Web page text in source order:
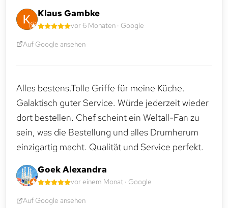
Klaus Gambke
vor 6 Monaten · Google
Auf Google ansehen
Alles bestens.Tolle Griffe für meine Küche.
Galaktisch guter Service. Würde jederzeit wieder
dort bestellen. Chef scheint ein Weltall-Fan zu
sein, was die Bestellung und alles Drumherum
einzigartig macht. Qualität und Service perfekt.
Goek Alexandra
vor einem Monat · Google
Auf Google ansehen